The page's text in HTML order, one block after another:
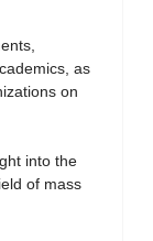
as
on
into the
of mass